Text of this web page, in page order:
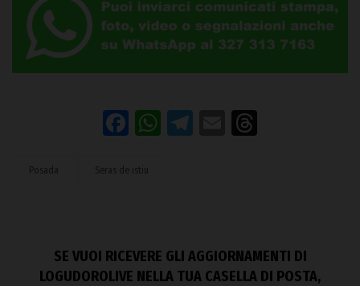
Facebook
WhatsApp
Telegram
Email
Posada Seras de istiu
SE VUOI RICEVERE GLI AGGIORNAMENTI DI
LOGUDOROLIVE NELLA TUA CASELLA DI POSTA,